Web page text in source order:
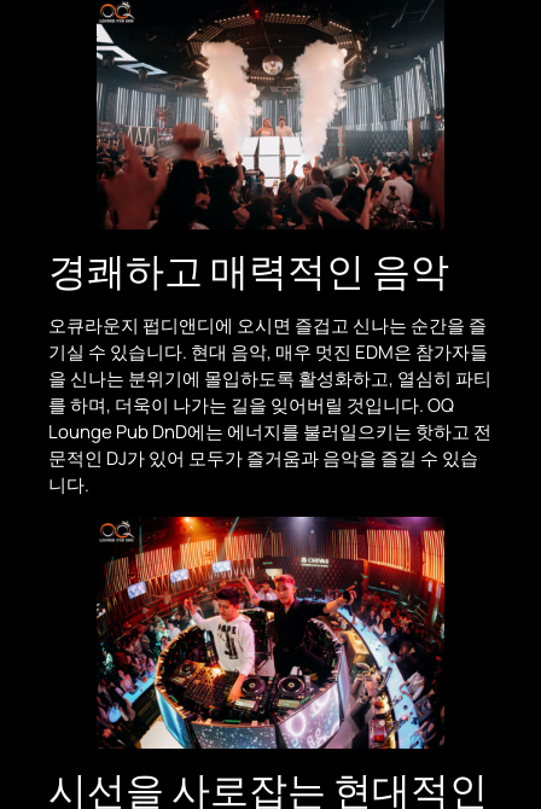
경쾌하고 매력적인 음악
오큐라운지 펍디앤디에 오시면 즐겁고 신나는 순간을 즐
기실 수 있습니다. 현대 음악, 매우 멋진 EDM은 참가자들
을 신나는 분위기에 몰입하도록 활성화하고, 열심히 파티
를 하며, 더욱이 나가는 길을 잊어버릴 것입니다. OQ
Lounge Pub DnD에는 에너지를 불러일으키는 핫하고 전
문적인 DJ가 있어 모두가 즐거움과 음악을 즐길 수 있습
니다.
시선을 사로잡는 현대적인